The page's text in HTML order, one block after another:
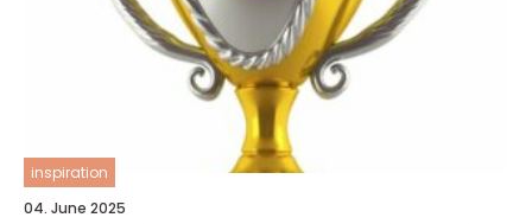
inspiration
04. June 2025